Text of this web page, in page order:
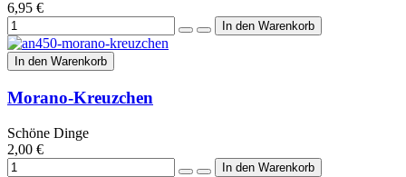
6,95 €
In den Warenkorb
Morano-Kreuzchen
Schöne Dinge
2,00 €